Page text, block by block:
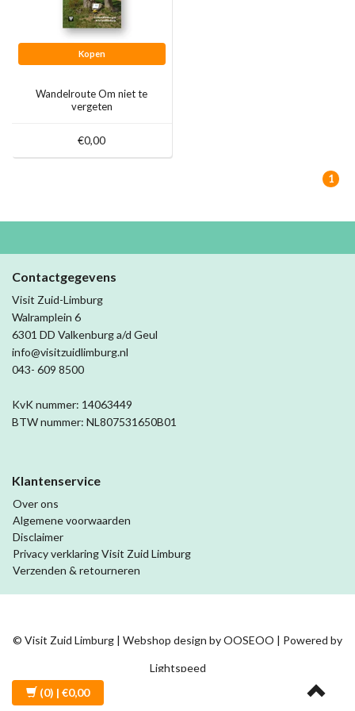
Kopen
Wandelroute Om niet te
vergeten
€0,00
1
Contactgegevens
Visit Zuid-Limburg
Walramplein 6
6301 DD Valkenburg a/d Geul
info@visitzuidlimburg.nl
043- 609 8500
KvK nummer: 14063449
BTW nummer: NL807531650B01
Klantenservice
Over ons
Algemene voorwaarden
Disclaimer
Privacy verklaring Visit Zuid Limburg
Verzenden & retourneren
© Visit Zuid Limburg | Webshop design byOOSEOO | Powered by
Lightspeed
(0) | €0,00